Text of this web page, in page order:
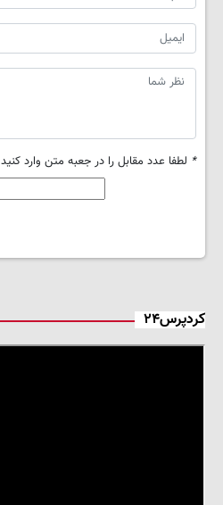
* لطفا عدد مقابل را در جعبه متن وارد کنید
کردپرس۲۴